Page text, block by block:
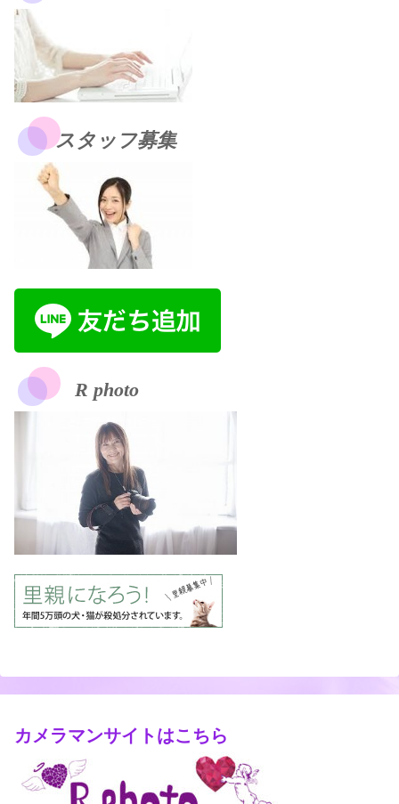
スタッフ募集
R photo
カメラマンサイトはこちら